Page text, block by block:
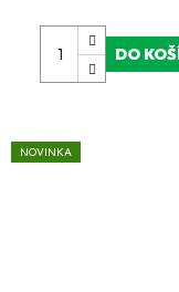
DO
NOVINKA